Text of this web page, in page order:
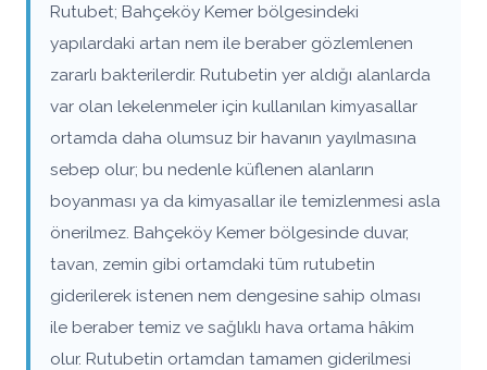
Rutubet; Bahçeköy Kemer bölgesindeki
yapılardaki artan nem ile beraber gözlemlenen
zararlı bakterilerdir. Rutubetin yer aldığı alanlarda
var olan lekelenmeler için kullanılan kimyasallar
ortamda daha olumsuz bir havanın yayılmasına
sebep olur; bu nedenle küflenen alanların
boyanması ya da kimyasallar ile temizlenmesi asla
önerilmez. Bahçeköy Kemer bölgesinde duvar,
tavan, zemin gibi ortamdaki tüm rutubetin
giderilerek istenen nem dengesine sahip olması
ile beraber temiz ve sağlıklı hava ortama hâkim
olur. Rutubetin ortamdan tamamen giderilmesi